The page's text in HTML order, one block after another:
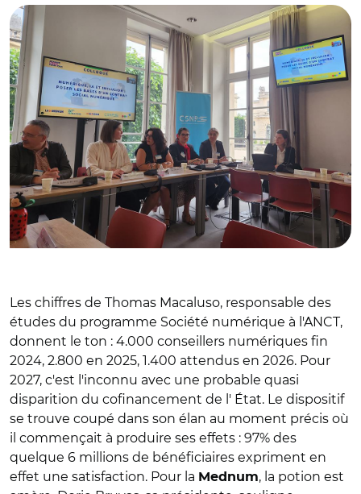
Les chiffres de Thomas Macaluso, responsable des
études du programme Société numérique à l'ANCT,
donnent le ton : 4.000 conseillers numériques fin
2024, 2.800 en 2025, 1.400 attendus en 2026. Pour
2027, c'est l'inconnu avec une probable quasi
disparition du cofinancement de l' État. Le dispositif
se trouve coupé dans son élan au moment précis où
il commençait à produire ses effets : 97% des
quelque 6 millions de bénéficiaires expriment en
effet une satisfaction. Pour la Mednum, la potion est